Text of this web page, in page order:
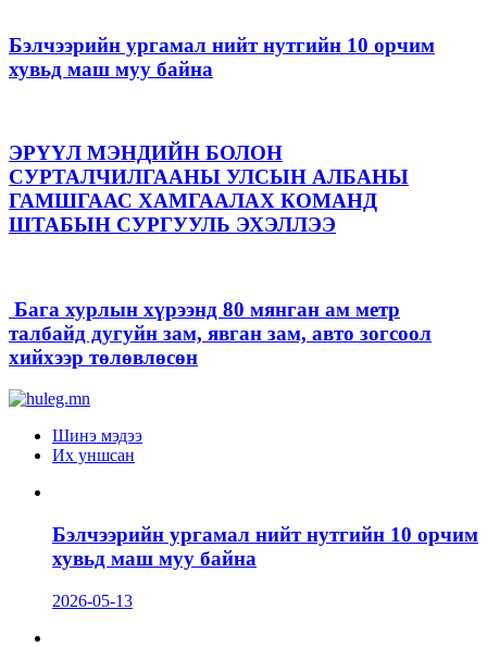
Бэлчээрийн ургамал нийт нутгийн 10 орчим
хувьд маш муу байна
ЭРҮҮЛ МЭНДИЙН БОЛОН
СУРТАЛЧИЛГААНЫ УЛСЫН АЛБАНЫ
ГАМШГААС ХАМГААЛАХ КОМАНД
ШТАБЫН СУРГУУЛЬ ЭХЭЛЛЭЭ
Бага хурлын хүрээнд 80 мянган ам метр
талбайд дугуйн зам, явган зам, авто зогсоол
хийхээр төлөвлөсөн
Шинэ мэдээ
Их уншсан
Бэлчээрийн ургамал нийт нутгийн 10 орчим
хувьд маш муу байна
2026-05-13